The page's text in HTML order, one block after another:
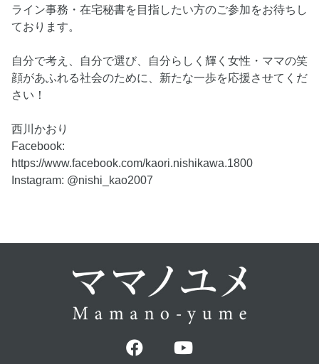
ライン事務・在宅秘書を目指したい方のご参加をお待ちし
ております。
自分で考え、自分で選び、自分らしく輝く女性・ママの笑
顔があふれる社会のために、新たな一歩を応援させてくだ
さい！
西川かおり
Facebook:
https://www.facebook.com/kaori.nishikawa.1800
Instagram: @nishi_kao2007